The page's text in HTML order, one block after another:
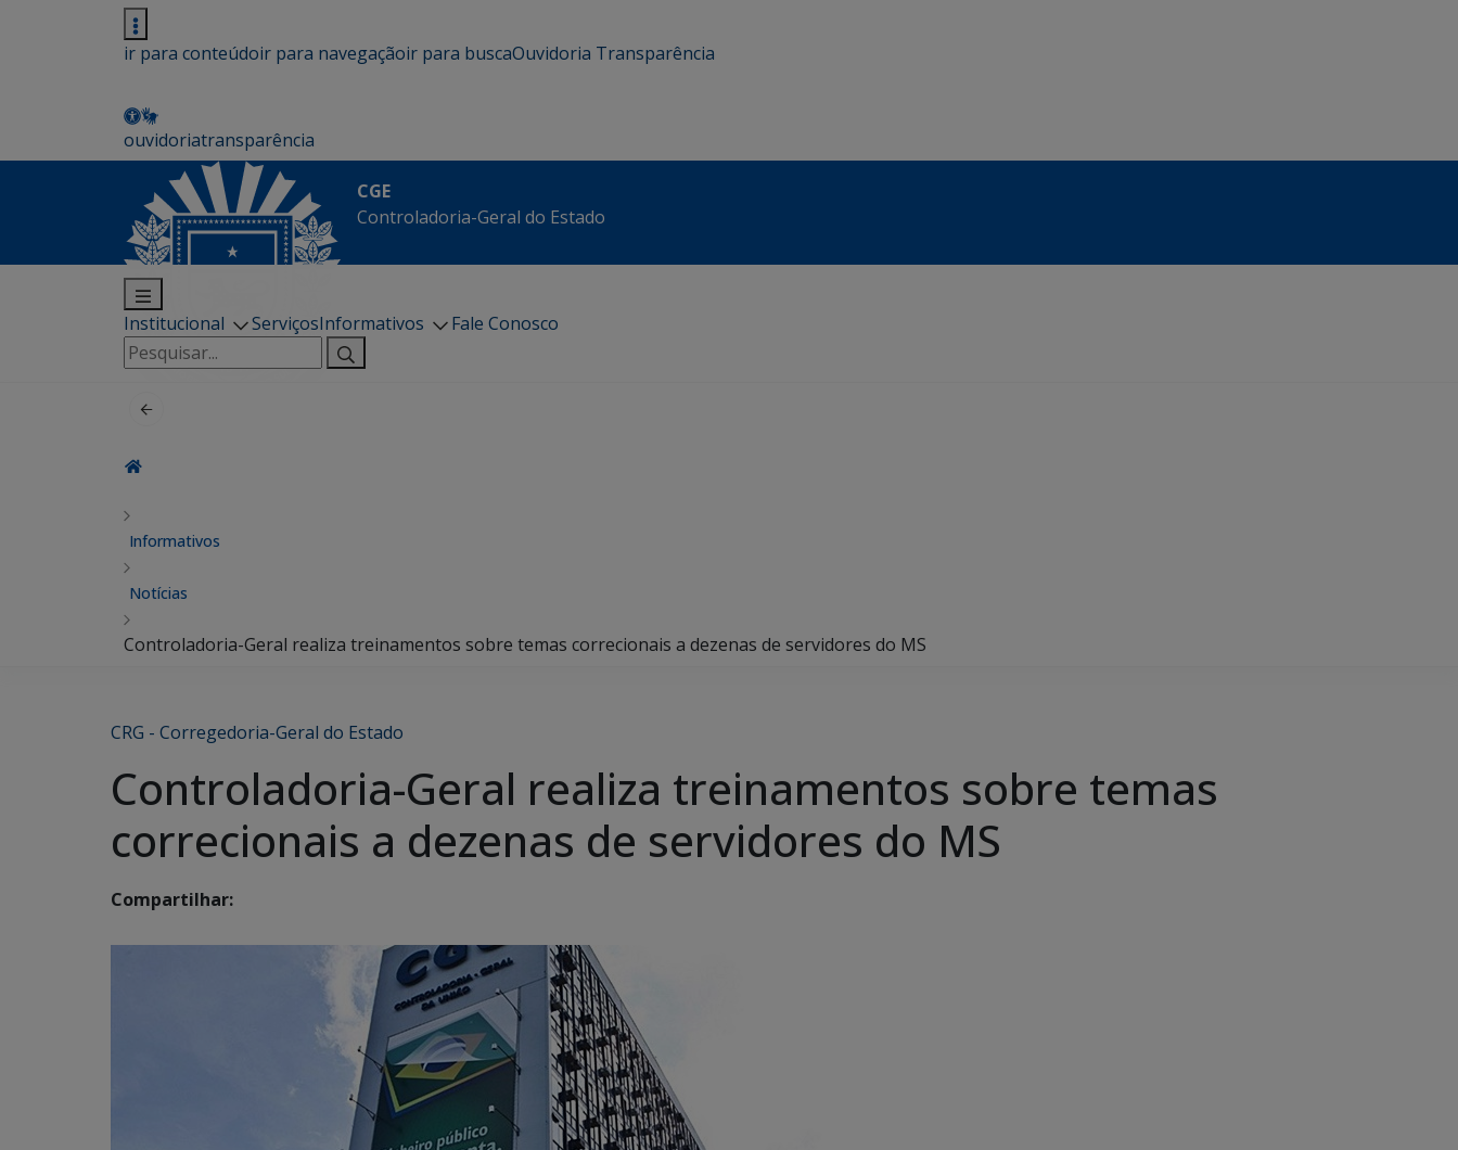
ir para conteúdoir para navegaçãoir para buscaOuvidoria Transparência
ouvidoriatransparência
CGE
Controladoria-Geral do Estado
Institucional ServiçosInformativos
Fale Conosco
Pesquisar
por:
Informativos
Notícias
Controladoria-Geral realiza treinamentos sobre temas correcionais a dezenas de servidores do MS
CRG - Corregedoria-Geral do Estado
Controladoria-Geral realiza treinamentos sobre temas
correcionais a dezenas de servidores do MS
Compartilhar: